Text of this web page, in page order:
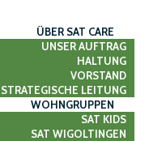
ÜBER SAT CARE
UNSER AUFTRAG
HALTUNG
VORSTAND
STRATEGISCHE LEITUNG
WOHNGRUPPEN
SAT KIDS
SAT WIGOLTINGEN